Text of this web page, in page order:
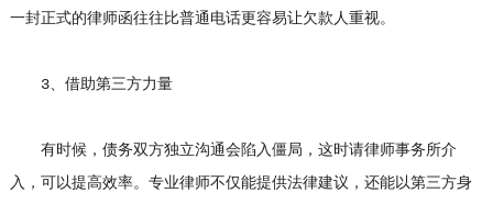
一封正式的律师函往往比普通电话更容易让欠款人重视。
3、借助第三方力量
有时候，债务双方独立沟通会陷入僵局，这时请律师事务所介
入，可以提高效率。专业律师不仅能提供法律建议，还能以第三方身